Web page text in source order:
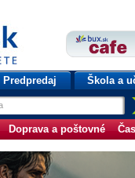
Predpredaj Škola a
Doprava a poštovné